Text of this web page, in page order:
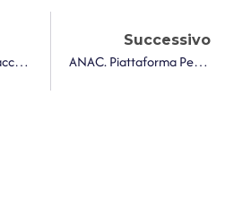
ANCI. Il Progetto Raccolta Selettiva Bottiglie In PET Post Consumo: Adesioni Entro Il 31 Gennaio 2025
Successivo
ANAC. Piattaforma Per La Pubblicità Legale Di Anac, Pubblicati 42.358 Bandi